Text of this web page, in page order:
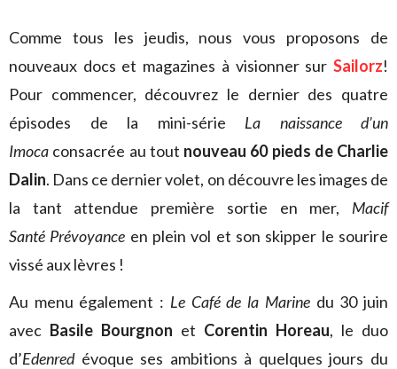
Comme tous les jeudis, nous vous proposons de
nouveaux docs et magazines à visionner sur Sailorz!
Pour commencer, découvrez le dernier des quatre
épisodes de la mini-série La naissance d’un
Imoca consacrée au tout nouveau 60 pieds de Charlie
Dalin. Dans ce dernier volet, on découvre les images de
la tant attendue première sortie en mer, Macif
Santé Prévoyance en plein vol et son skipper le sourire
vissé aux lèvres !
Au menu également : Le Café de la Marinedu 30 juin
avec Basile Bourgnon et Corentin Horeau, le duo
d’Edenred évoque ses ambitions à quelques jours du